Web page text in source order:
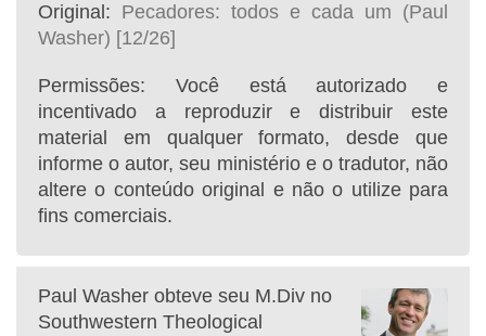
Original: Pecadores: todos e cada um (Paul
Washer) [12/26]
Permissões: Você está autorizado e
incentivado a reproduzir e distribuir este
material em qualquer formato, desde que
informe o autor, seu ministério e o tradutor, não
altere o conteúdo original e não o utilize para
fins comerciais.
Paul Washer obteve seu M.Div no
Southwestern Theological